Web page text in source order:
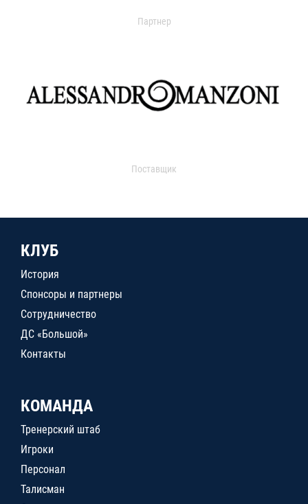
Партнер
Поставщик
КЛУБ
История
Спонсоры и партнеры
Сотрудничество
ДС «Большой»
Контакты
КОМАНДА
Тренерский штаб
Игроки
Персонал
Талисман